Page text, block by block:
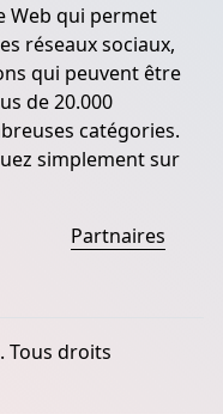
Web qui permet
réseaux sociaux,
qui peuvent être
de 20.000
catégories.
simplement sur
Partnaires
Tous droits